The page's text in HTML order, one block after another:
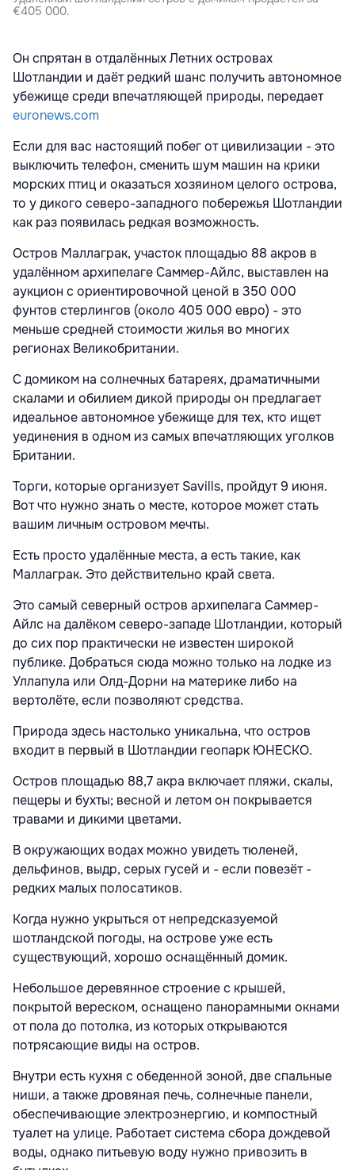
€405 000.
Он спрятан в отдалённых Летних островах
Шотландии и даёт редкий шанс получить автономное
убежище среди впечатляющей природы, передает
euronews.com
Если для вас настоящий побег от цивилизации - это
выключить телефон, сменить шум машин на крики
морских птиц и оказаться хозяином целого острова,
то у дикого северо-западного побережья Шотландии
как раз появилась редкая возможность.
Остров Маллаграк, участок площадью 88 акров в
удалённом архипелаге Саммер-Айлс, выставлен на
аукцион с ориентировочной ценой в 350 000
фунтов стерлингов (около 405 000 евро) - это
меньше средней стоимости жилья во многих
регионах Великобритании.
С домиком на солнечных батареях, драматичными
скалами и обилием дикой природы он предлагает
идеальное автономное убежище для тех, кто ищет
уединения в одном из самых впечатляющих уголков
Британии.
Торги, которые организует Savills, пройдут 9 июня.
Вот что нужно знать о месте, которое может стать
вашим личным островом мечты.
Есть просто удалённые места, а есть такие, как
Маллаграк. Это действительно край света.
Это самый северный остров архипелага Саммер-
Айлс на далёком северо-западе Шотландии, который
до сих пор практически не известен широкой
публике. Добраться сюда можно только на лодке из
Уллапула или Олд-Дорни на материке либо на
вертолёте, если позволяют средства.
Природа здесь настолько уникальна, что остров
входит в первый в Шотландии геопарк ЮНЕСКО.
Остров площадью 88,7 акра включает пляжи, скалы,
пещеры и бухты; весной и летом он покрывается
травами и дикими цветами.
В окружающих водах можно увидеть тюленей,
дельфинов, выдр, серых гусей и - если повезёт -
редких малых полосатиков.
Когда нужно укрыться от непредсказуемой
шотландской погоды, на острове уже есть
существующий, хорошо оснащённый домик.
Небольшое деревянное строение с крышей,
покрытой вереском, оснащено панорамными окнами
от пола до потолка, из которых открываются
потрясающие виды на остров.
Внутри есть кухня с обеденной зоной, две спальные
ниши, а также дровяная печь, солнечные панели,
обеспечивающие электроэнергию, и компостный
туалет на улице. Работает система сбора дождевой
воды, однако питьевую воду нужно привозить в